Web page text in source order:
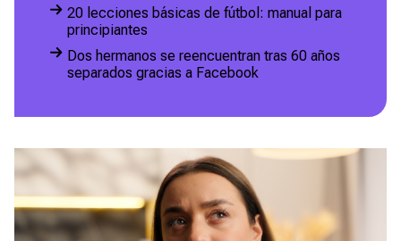
20 lecciones básicas de fútbol: manual para
principiantes
Dos hermanos se reencuentran tras 60 años
separados gracias a Facebook